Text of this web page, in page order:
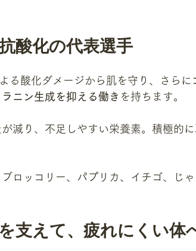
酸化の代表選手
る酸化ダメージから肌を守り、さらに
ニン生成を抑える働き を持ちます。
減り、不足しやすい栄養素。積極的
ブロッコリー、パプリカ、イチゴ、じ
支えて、疲れにくい体